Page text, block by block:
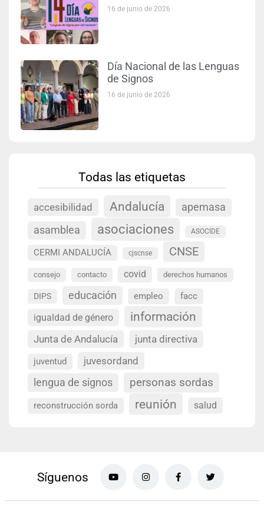
16 de junio de 2026
Día Nacional de las Lenguas
de Signos
16 de junio de 2026
Todas las etiquetas
accesibilidad Andalucía
apemasa
asamblea
asociaciones ASOCIDE
CERMI ANDALUCÍA cjscnse CNSE
consejo contacto covid derechos humanos
DIPS educación empleo facc
igualdad de género información
Junta de Andalucía junta directiva
juventud juvesordand
lengua de signos personas sordas
reconstrucción sorda reunión salud
Síguenos